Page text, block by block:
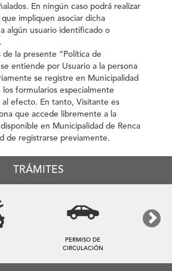
En ningún caso podrá realizar
impliquen asociar dicha
algún usuario identificado o
de la presente “Política de
se entiende por Usuario a la persona
se registre en Municipalidad
los formularios especialmente
al efecto. En tanto, Visitante es
que accede libremente a la
en Municipalidad de Renca
de registrarse previamente.
TRÁMITES
PERMISO DE
CIRCULACIÓN
Next